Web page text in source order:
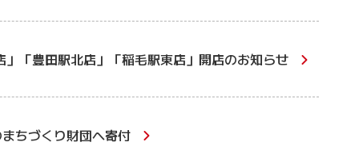
「豊田駅北店」「稲毛駅東店」開店のお知らせ
ちづくり財団へ寄付